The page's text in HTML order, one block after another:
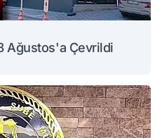
Ağustos'a Çevrildi